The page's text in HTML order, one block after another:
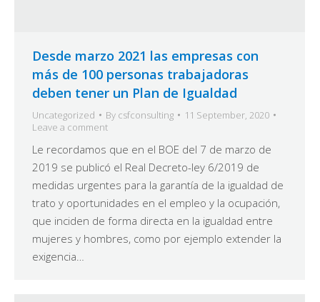
Desde marzo 2021 las empresas con
más de 100 personas trabajadoras
deben tener un Plan de Igualdad
Uncategorized By csfconsulting
11 September, 2020
Leave a comment
Le recordamos que en el BOE del 7 de marzo de
2019 se publicó el Real Decreto-ley 6/2019 de
medidas urgentes para la garantía de la igualdad de
trato y oportunidades en el empleo y la ocupación,
que inciden de forma directa en la igualdad entre
mujeres y hombres, como por ejemplo extender la
exigencia…